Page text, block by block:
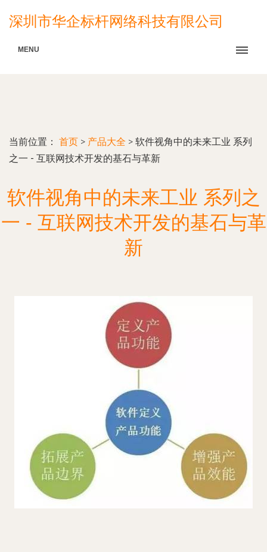
深圳市华企标杆网络科技有限公司
MENU
当前位置： 首页 > 产品大全 > 软件视角中的未来工业 系列
之一 - 互联网技术开发的基石与革新
软件视角中的未来工业 系列之
一 - 互联网技术开发的基石与革
新